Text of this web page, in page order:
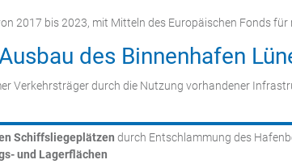
2017 bis 2023, mit Mitteln des Europäischen Fonds
des Binnenhafen
Verkehrsträger durch die Nutzung vorhandener
Schiffsliegeplätzen durch Entschlammung des
und Lagerflächen